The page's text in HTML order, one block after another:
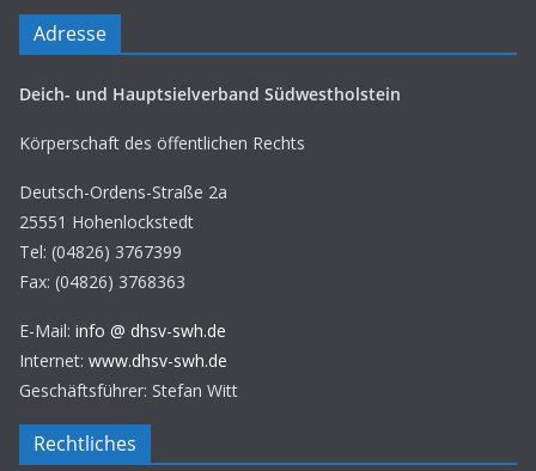
Adresse
Deich- und Hauptsielverband Südwestholstein
Körperschaft des öffentlichen Rechts
Deutsch-Ordens-Straße 2a
25551 Hohenlockstedt
Tel: (04826) 3767399
Fax: (04826) 3768363
E-Mail: info @ dhsv-swh.de
Internet: www.dhsv-swh.de
Geschäftsführer: Stefan Witt
Rechtliches